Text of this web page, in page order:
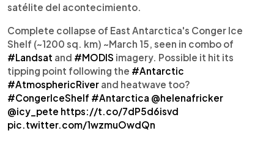
satélite del acontecimiento.
Complete collapse of East Antarctica's Conger Ice
Shelf (~1200 sq. km) ~March 15, seen in combo of
#Landsat and #MODIS imagery. Possible it hit its
tipping point following the #Antarctic
#AtmosphericRiver and heatwave too?
#CongerIceShelf #Antarctica @helenafricker
@icy_pete https://t.co/7dP5d6isvd
pic.twitter.com/1wzmuOwdQn